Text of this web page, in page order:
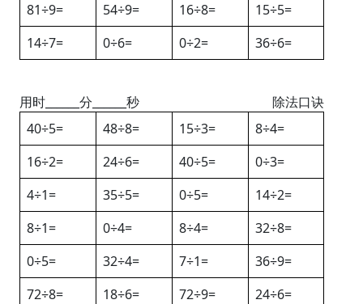
81÷9=
54÷9= 16÷8=
15÷5=
14÷7=
0÷6= 0÷2= 36÷6=
用时______分______秒
除法口诀
40÷5=
48÷8= 15÷3=
8÷4=
16÷2=
24÷6= 40÷5=
0÷3=
4÷1=
35÷5= 0÷5=
14÷2=
8÷1=
0÷4= 8÷4=
32÷8=
0÷5=
32÷4= 7÷1=
36÷9=
72÷8=
18÷6= 72÷9=
24÷6=